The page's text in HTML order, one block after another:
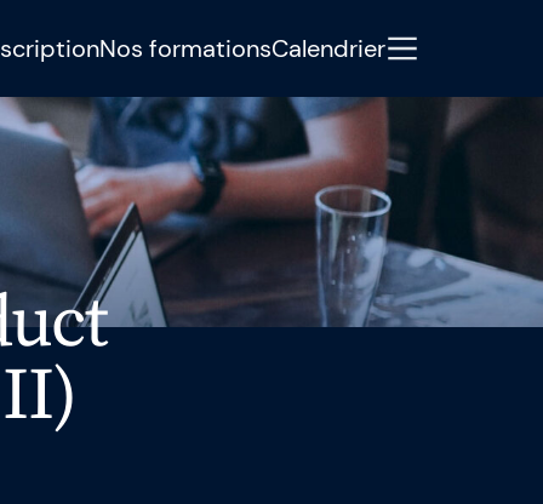
Nos formationsCalendrier
les professionnels
formations pratiques en Agile,
À travers l’expertise, le
d’action concrets, nous aidons les
qu’hier.